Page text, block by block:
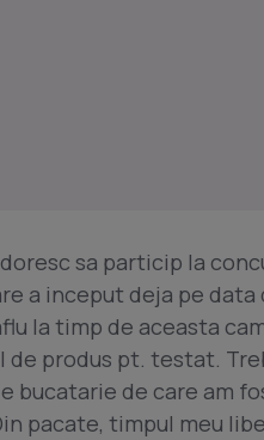
sa particip la
a inceput deja pe
la timp de aceasta
de produs pt. testat.
bucatarie de care am
pacate, timpul meu